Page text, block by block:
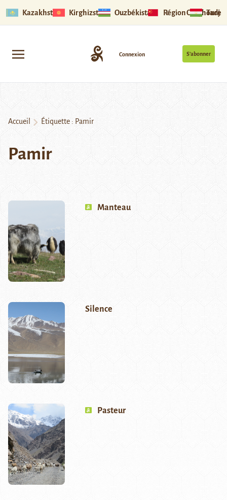
Kazakhstan Kirghizstan Ouzbékistan Région Ouïghoure
S’abonner
Connexion
Accueil Étiquette : Pamir
Pamir
Manteau
Silence
Pasteur